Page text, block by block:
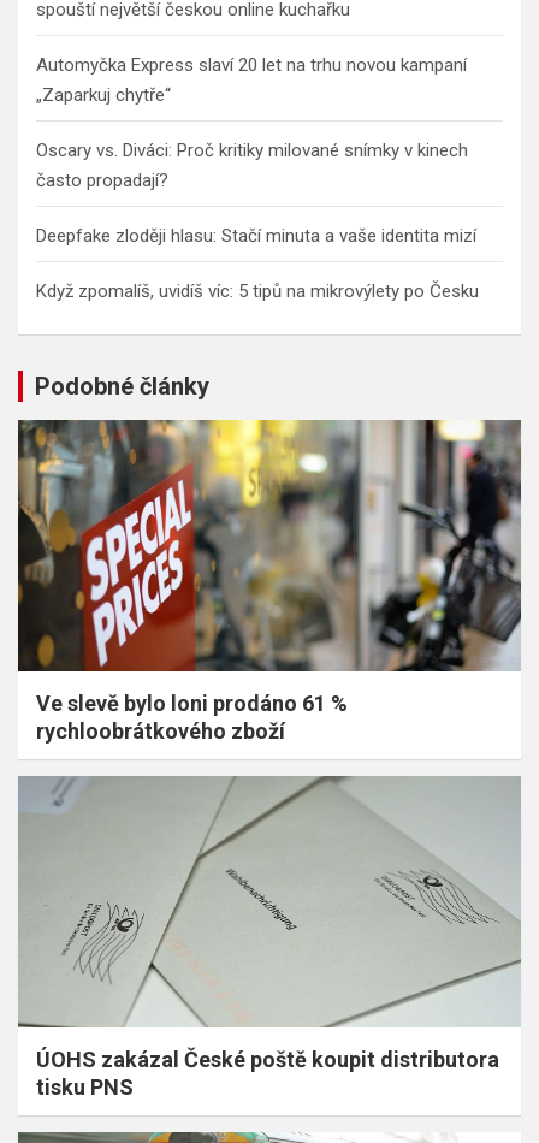
spouští největší českou online kuchařku
Automyčka Express slaví 20 let na trhu novou kampaní
„Zaparkuj chytře“
Oscary vs. Diváci: Proč kritiky milované snímky v kinech
často propadají?
Deepfake zloději hlasu: Stačí minuta a vaše identita mizí
Když zpomalíš, uvidíš víc: 5 tipů na mikrovýlety po Česku
Podobné články
Ve slevě bylo loni prodáno 61 %
rychloobrátkového zboží
ÚOHS zakázal České poště koupit distributora
tisku PNS